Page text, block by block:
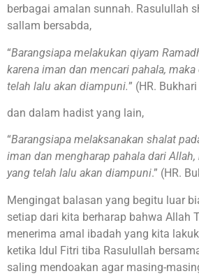
berbagai amalan sunnah. Rasulullah
sallam bersabda,
“Barangsiapa melakukan qiyam
karena iman dan mencari pahala,
telah lalu akan diampuni.” (HR.
dan dalam hadist yang lain,
“Barangsiapa melaksanakan shalat
iman dan mengharap pahala dari
yang telah lalu akan diampuni.” (HR.
Mengingat balasan yang begitu luar
setiap dari kita berharap bahwa Allah
menerima amal ibadah yang kita
ketika Idul Fitri tiba Rasulullah
saling mendoakan agar masing-